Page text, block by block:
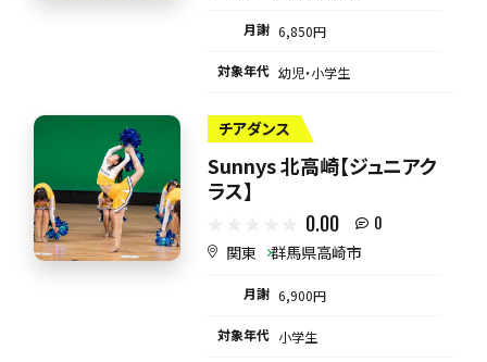
月謝 6,850円
対象年代 幼児・小学生
チアダンス
Sunnys 北高崎【ジュニアク
ラス】
0.00 0
関東 群馬県高崎市
月謝 6,900円
対象年代 小学生